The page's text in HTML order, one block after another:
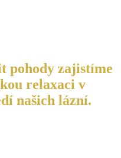
pohody zajistíme
relaxaci v
našich lázní.